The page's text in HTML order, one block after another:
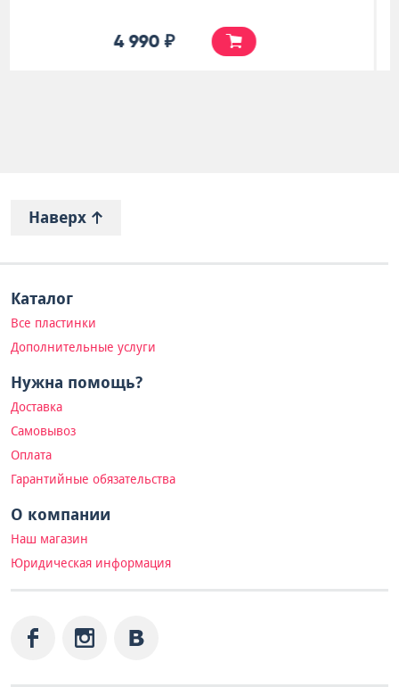
5 990 ₽
Наверх
Каталог
Все пластинки
Дополнительные услуги
Нужна помощь?
Доставка
Самовывоз
Оплата
Гарантийные обязательства
О компании
Наш магазин
Юридическая информация